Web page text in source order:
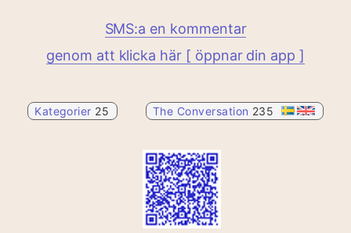
SMS:a en kommentar
genom att klicka här [ öppnar din app ]
Kategorier 25 The Conversation 235